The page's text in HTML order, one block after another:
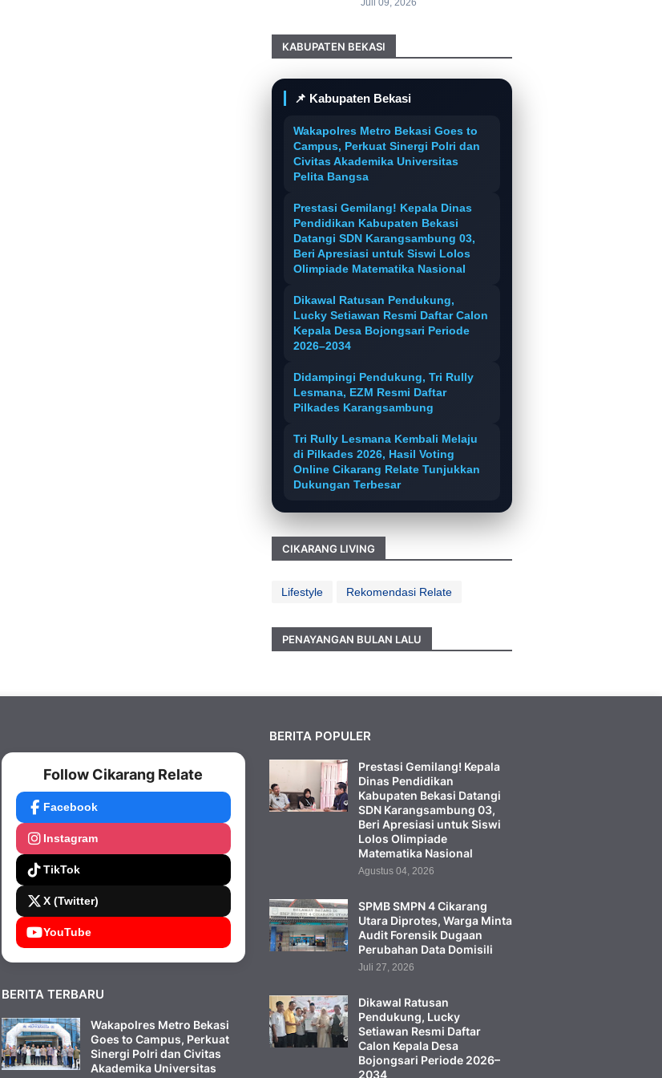
Juli 09, 2026
KABUPATEN BEKASI
📌 Kabupaten Bekasi
Wakapolres Metro Bekasi Goes to
Campus, Perkuat Sinergi Polri dan
Civitas Akademika Universitas
Pelita Bangsa
Prestasi Gemilang! Kepala Dinas
Pendidikan Kabupaten Bekasi
Datangi SDN Karangsambung 03,
Beri Apresiasi untuk Siswi Lolos
Olimpiade Matematika Nasional
Dikawal Ratusan Pendukung,
Lucky Setiawan Resmi Daftar Calon
Kepala Desa Bojongsari Periode
2026–2034
Didampingi Pendukung, Tri Rully
Lesmana, EZM Resmi Daftar
Pilkades Karangsambung
Tri Rully Lesmana Kembali Melaju
di Pilkades 2026, Hasil Voting
Online Cikarang Relate Tunjukkan
Dukungan Terbesar
CIKARANG LIVING
Lifestyle Rekomendasi Relate
PENAYANGAN BULAN LALU
Follow Cikarang Relate
Facebook
Instagram
TikTok
X (Twitter)
YouTube
BERITA TERBARU
Wakapolres Metro Bekasi
Goes to Campus, Perkuat
Sinergi Polri dan Civitas
Akademika Universitas
BERITA POPULER
Prestasi Gemilang! Kepala
Dinas Pendidikan
Kabupaten Bekasi Datangi
SDN Karangsambung 03,
Beri Apresiasi untuk Siswi
Lolos Olimpiade
Matematika Nasional
Agustus 04, 2026
SPMB SMPN 4 Cikarang
Utara Diprotes, Warga Minta
Audit Forensik Dugaan
Perubahan Data Domisili
Juli 27, 2026
Dikawal Ratusan
Pendukung, Lucky
Setiawan Resmi Daftar
Calon Kepala Desa
Bojongsari Periode 2026–
2034